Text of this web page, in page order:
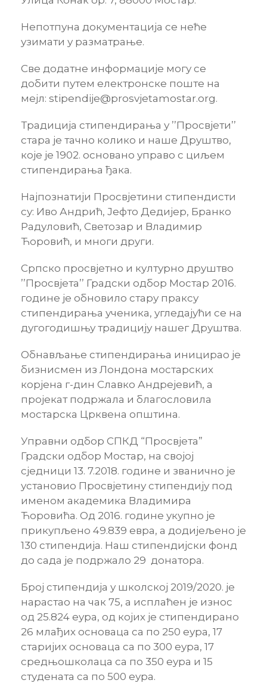
Непотпуна документација се неће
узимати у разматрање.
Све додатне информације могу се
добити путем електронске поште на
мејл: stipendije@prosvjetamostar.org.
Традиција стипендирања у ’’Просвјети’’
стара је тачно колико и наше Друштво,
које је 1902. основано управо с циљем
стипендирања ђака.
Најпознатији Просвјетини стипендисти
су: Иво Андрић, Јефто Дедијер, Бранко
Радуловић, Светозар и Владимир
Ћоровић, и многи други.
Српско просвјетно и културно друштво
’’Просвјета’’ Градски одбор Мостар 2016.
године је обновило стару праксу
стипендирања ученика, угледајући се на
дугогодишњу традицију нашег Друштва.
Обнављање стипендирања иницирао је
бизнисмен из Лондона мостарских
корјена г-дин Славко Андрејевић, а
пројекат подржала и благословила
мостарска Црквена општина.
Управни одбор СПКД “Просвјета”
Градски одбор Мостар, на својој
сједници 13. 7.2018. године и званично је
установио Просвјетину стипендију под
именом академика Владимира
Ћоровића. Од 2016. године укупно је
прикупљено 49.839 евра, а додијељено је
130 стипендија. Наш стипендијски фонд
до сада је подржало 29 донатора.
Број стипендија у школској 2019/2020. је
нарастао на чак 75, а исплаћен је износ
од 25.824 еура, од којих је стипендирано
26 млађих основаца са по 250 еура, 17
старијих основаца са по 300 еура, 17
средњошколаца са по 350 еура и 15
студената са по 500 еура.